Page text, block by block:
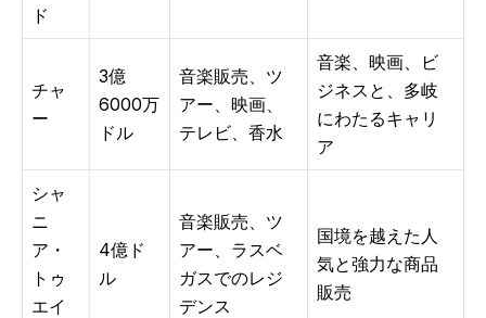
ド
チャ
ー
3億
6000万
ドル
音楽販売、ツ
アー、映画、
テレビ、香水
音楽、映画、ビ
ジネスと、多岐
にわたるキャリ
ア
シャ
ニ
ア・
トゥ
エイ
4億ド
ル
音楽販売、ツ
アー、ラスベ
ガスでのレジ
デンス
国境を越えた人
気と強力な商品
販売